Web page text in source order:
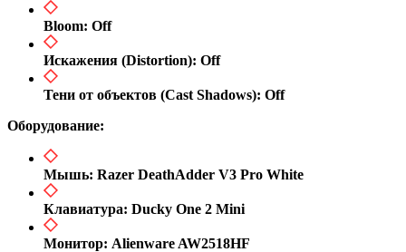
Bloom: Off​
Искажения (Distortion): Off​
Тени от объектов (Cast Shadows): Off​
Оборудование:
Мышь: Razer DeathAdder V3 Pro White​
Клавиатура: Ducky One 2 Mini​
Монитор: Alienware AW2518HF​